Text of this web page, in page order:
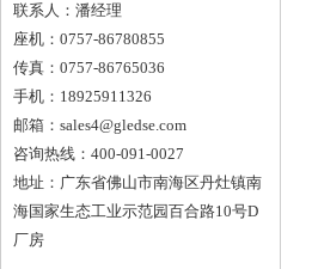
联系人：潘经理
座机：0757-86780855
传真：0757-86765036
手机：18925911326
邮箱： sales4@gledse.com
咨询热线：400-091-0027
地址：广东省佛山市南海区丹灶镇南
海国家生态工业示范园百合路10号D
厂房